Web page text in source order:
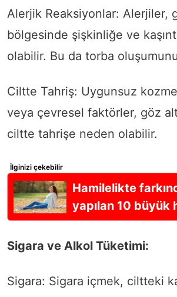
Alerjik Reaksiyonlar: Alerjiler,
bölgesinde şişkinliğe ve
olabilir. Bu da torba
Ciltte Tahriş: Uygunsuz
veya çevresel faktörler, göz
ciltte tahrişe neden olabilir.
İlginizi çekebilir
Hamilelikte
yapılan 10 büyük
Sigara ve Alkol Tüketimi:
Sigara: Sigara içmek, ciltteki